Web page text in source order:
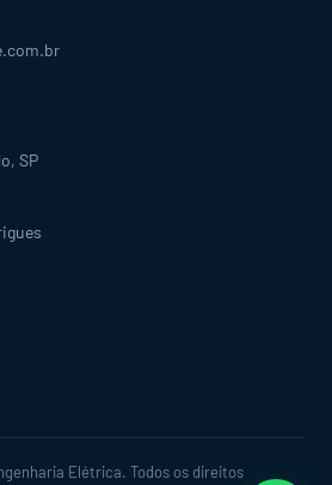
SP
Elétrica. Todos os direitos